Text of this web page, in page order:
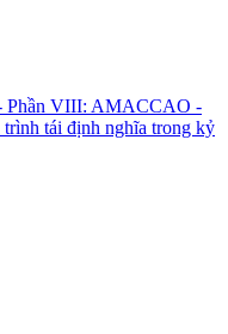
Phần VIII: AMACCAO -
trình tái định nghĩa trong kỷ